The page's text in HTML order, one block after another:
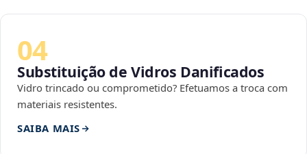
04
Substituição de Vidros Danificados
Vidro trincado ou comprometido? Efetuamos a troca com
materiais resistentes.
SAIBA MAIS